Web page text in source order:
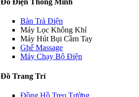
Đồ Điện Thông Minh
Bàn Trà Điện
Máy Lọc Không Khí
Máy Hút Bụi Cầm Tay
Ghế Massage
Máy Chạy Bộ Điện
Đồ Trang Trí
Đồng Hồ Treo Tường